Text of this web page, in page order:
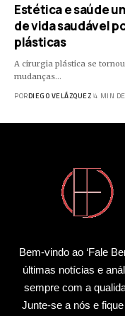
Estética e saúde
de vida saudável
plásticas
A cirurgia plástica se
mudanças…
PORDIEGO VELÁZQUEZ 4 MIN
Bem-vindo ao ‘Fale
últimas notícias e
sempre com a
Junte-se a nós e